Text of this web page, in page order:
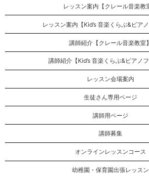
レッスン案内【クレール音楽教
レッスン案内【Kid’s 音楽くらぶ&ピアノ
講師紹介【クレール音楽教室】
講師紹介【Kid’s 音楽くらぶ&ピアノフ
レッスン会場案内
生徒さん専用ページ
講師用ページ
講師募集
オンラインレッスンコース
幼稚園・保育園出張レッスン